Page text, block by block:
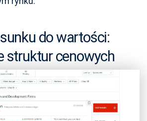
do wartości:
struktur cenowych